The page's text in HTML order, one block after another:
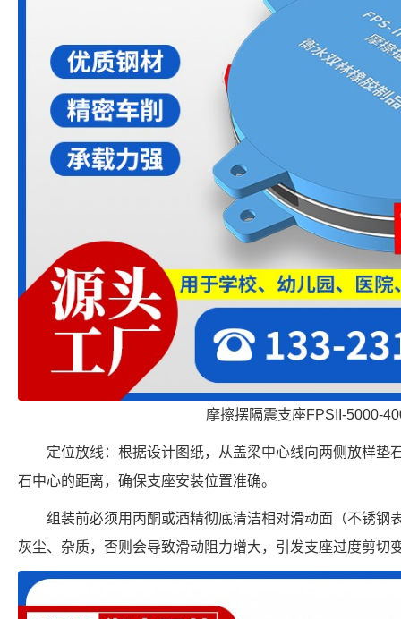
摩擦摆隔震支座FPSII-5000-
定位放线：根据设计图纸，从盖梁中心线向两侧放样垫
石中心的距离，确保支座安装位置准确。
组装前必须用丙酮或酒精彻底清洁相对滑动面（不锈钢
灰尘、杂质，否则会导致滑动阻力增大，引发支座过度剪切